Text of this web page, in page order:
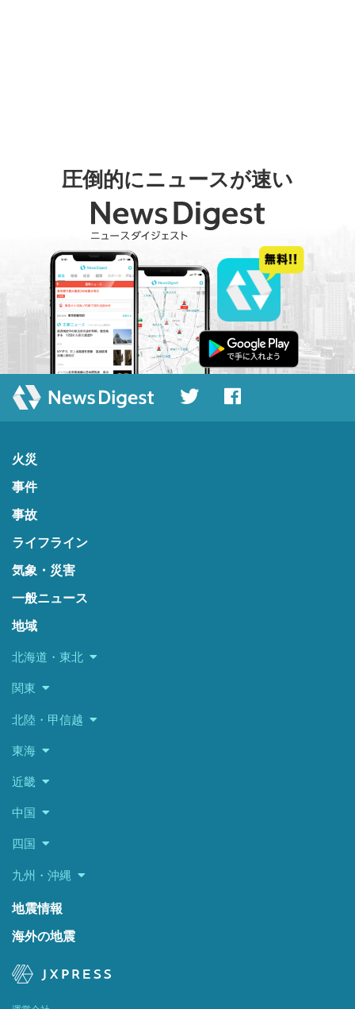
圧倒的にニュースが速い
火災
事件
事故
ライフライン
気象・災害
一般ニュース
地域
北海道・東北
関東
北陸・甲信越
東海
近畿
中国
四国
九州・沖縄
地震情報
海外の地震